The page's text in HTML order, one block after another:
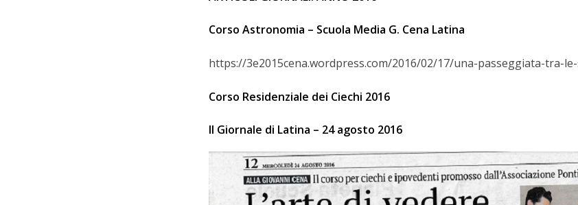
Corso Astronomia – Scuola Media G. Cena Latina
https://3e2015cena.wordpress.com/2016/02/17/una-passeggiata-tra-
Corso Residenziale dei Ciechi 2016
Il Giornale di Latina – 24 agosto 2016